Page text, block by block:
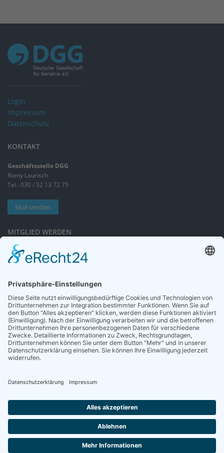
Login
Impressum
Datenschutz
KONTAKT
Geschäftsstelle DGG
Romy Laurisch
Tel.: 030 / 52 13 72 75
Mail senden
MITGLIED WERDEN
Sieben gute Gründe
für Ihre Mitgliedschaft
NEWSLETTER
Neuigkeiten rund um die Geriatrie und die DGG – regelmäßig in Ihrem
Postfach.
Die Zeitschrift für Gerontologie und Geriatrie informiert über Neues aus
unserem Fach.